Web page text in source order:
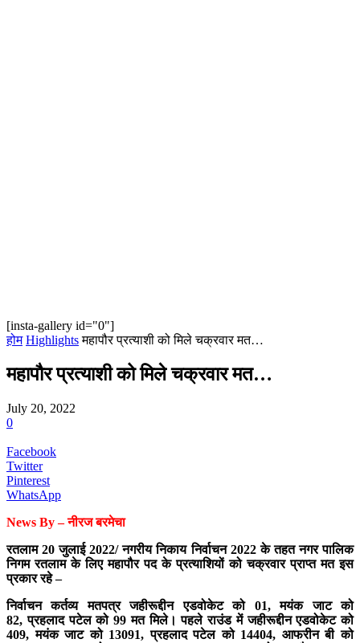
[insta-gallery id="0"]
होम Highlights महापौर प्रत्याशी को मिले चक्रवार मत…
महापौर प्रत्याशी को मिले चक्रवार मत…
July 20, 2022
0
Facebook
Twitter
Pinterest
WhatsApp
News By – नीरज बरमेचा
रतलाम 20 जुलाई 2022/ नगरीय निकाय निर्वाचन 2022 के तहत नगर पालिक
निगम रतलाम के लिए महापौर पद के प्रत्याशियों को चक्रवार प्राप्त मत इस
प्रकार रहे –
निर्वाचन कर्तव्य मतपत्र जहीरूद्दीन एडवोकेट को 01, मयंक जाट को
82, प्रहलाद पटेल को 99 मत मिले। पहले राउंड में जहीरूद्दीन एडवोकेट को
409, मयंक जाट को 13091, प्रहलाद पटेल को 14404, आफरीन बी को